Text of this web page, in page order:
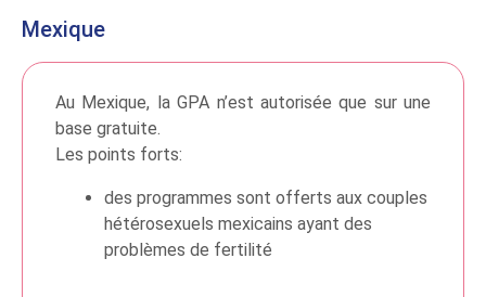
Mexique
Au Mexique, la GPA n’est autorisée que sur une
base gratuite.
Les points forts:
des programmes sont offerts aux couples
hétérosexuels mexicains ayant des
problèmes de fertilité